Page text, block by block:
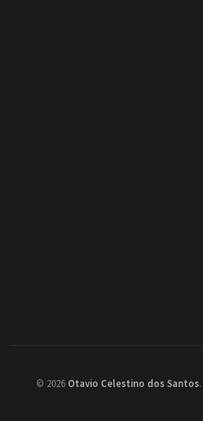
© 2026 Otavio Celestino dos Santos.